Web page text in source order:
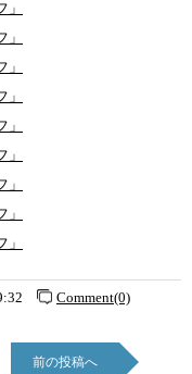
Comment(0)
前の投稿へ